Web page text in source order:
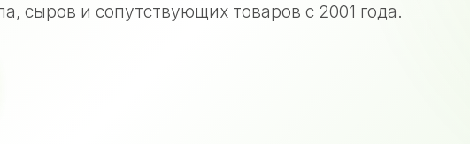
сыров и сопутствующих товаров с 2001 года.